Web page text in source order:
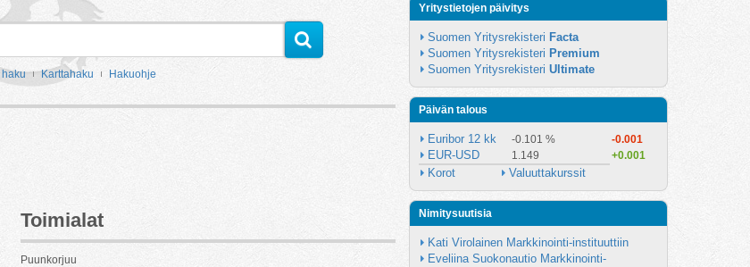
haku Karttahaku Hakuohje
Toimialat
Puunkorjuu
Yritystietojen päivitys
Suomen Yritysrekisteri Facta
Suomen Yritysrekisteri Premium
Suomen Yritysrekisteri Ultimate
Päivän talous
Euribor 12 kk -0.101 % -0.001
EUR-USD 1.149 +0.001
Korot Valuuttakurssit
Nimitysuutisia
Kati Virolainen Markkinointi-instituuttiin
Eveliina Suokonautio Markkinointi-